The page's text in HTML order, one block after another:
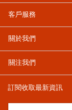
客戶服務
關於我們
關注我們
訂閱收取最新資訊